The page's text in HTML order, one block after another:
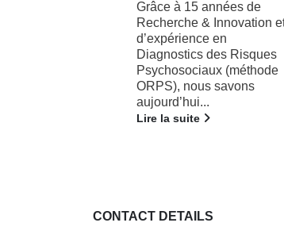
Beaucoup de recruteurs
évaluent de manière
intuitive leurs candidats. La
vraie raison est qu'ils ne
savent pas évaluer et
formaliser de...
Lire la suite
CONTACT DETAILS